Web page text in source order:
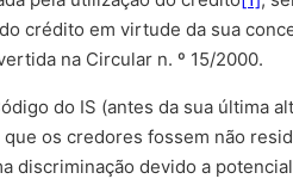
crédito em virtude da sua
na Circular n. º 15/2000.
do IS (antes da sua última
que os credores fossem não
discriminação devido a